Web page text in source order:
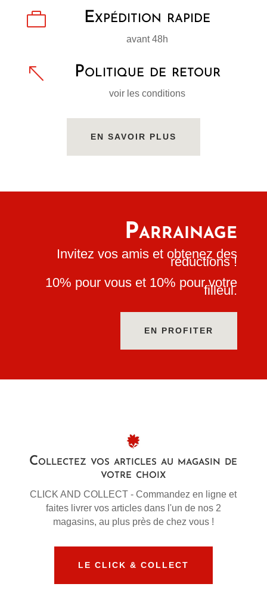
 Expédition rapide
avant 48h
% Politique de retour
voir les conditions
EN SAVOIR PLUS
Parrainage
Invitez vos amis et obtenez des
réductions !
10% pour vous et 10% pour votre
filleul.
EN PROFITER
Collectez vos articles au magasin de
votre choix
CLICK AND COLLECT - Commandez en ligne et
faites livrer vos articles dans l'un de nos 2
magasins, au plus près de chez vous !
LE CLICK & COLLECT